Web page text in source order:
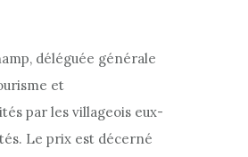
déléguée générale
et
par les villageois eux-
Le prix est décerné